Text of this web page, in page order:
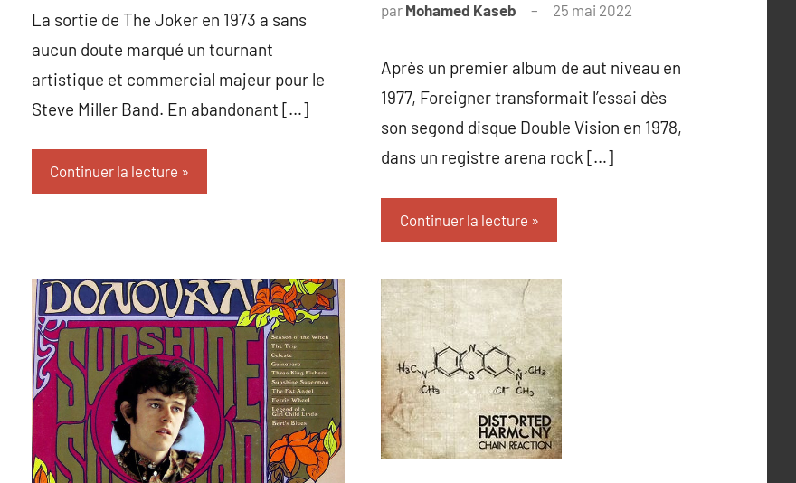
La sortie de The Joker en 1973 a sans
aucun doute marqué un tournant
artistique et commercial majeur pour le
Steve Miller Band. En abandonant […]
Continuer la lecture
par Mohamed Kaseb 25 mai 2022
Après un premier album de aut niveau en
1977, Foreigner transformait l’essai dès
son segond disque Double Vision en 1978,
dans un registre arena rock […]
Continuer la lecture